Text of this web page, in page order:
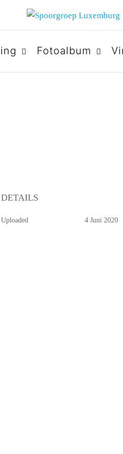
Fotoalbum
DETAILS
Uploaded 4 Juni 2020